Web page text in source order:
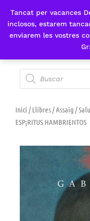
Tancat per vacances
inclosos, estarem
enviarem les vostres
Fes-te'n
Inici /Llibres/Assaig /
ESP¡RITUS HAMBRIENTOS